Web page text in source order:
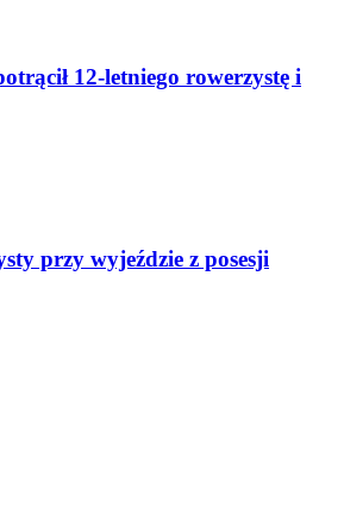
12-letniego rowerzystę i
przy wyjeździe z posesji